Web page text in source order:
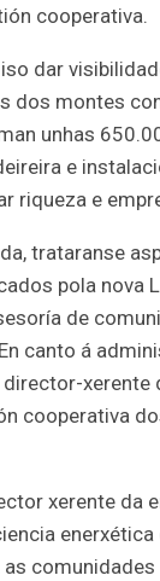
cooperativa.
dar
dos montes
unhas
e
riqueza e
trataranse
pola nova
de
canto á
xerente
cooperativa
xerente da
as